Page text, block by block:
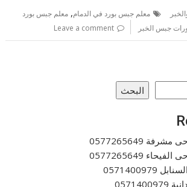
معلم جبس بورد في الدمام,معلم جبس بورد
جبس الخبر Leave a comment
البحث
0577265649
0577265649